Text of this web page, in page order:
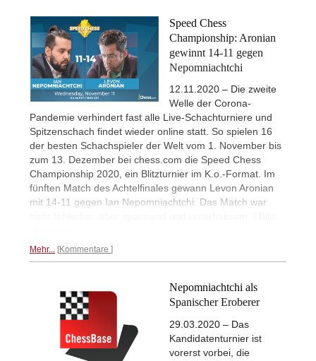
Speed Chess
Championship: Aronian
gewinnt 14-11 gegen
Nepomniachtchi
12.11.2020 – Die zweite
Welle der Corona-
Pandemie verhindert fast alle Live-Schachturniere und
Spitzenschach findet wieder online statt. So spielen 16
der besten Schachspieler der Welt vom 1. November bis
zum 13. Dezember bei chess.com die Speed Chess
Championship 2020, ein Blitzturnier im K.o.-Format. Im
fünften Match des Achtelfinales gewann Levon Aronian
mit 14-11 gegen Ian Nepomniachtchi. Das Match war
Mehr... Kommentare
Nepomniachtchi als
Spanischer Eroberer
29.03.2020 – Das
Kandidatenturnier ist
vorerst vorbei, die